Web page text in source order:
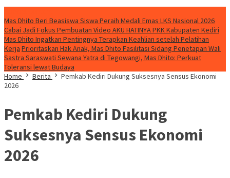
Mas Dhito Beri Beasiswa Siswa Peraih Medali Emas LKS Nasional 2026
Cabai Jadi Fokus Pembuatan Video AKU HATINYA PKK Kabupaten Kediri
Mas Dhito Ingatkan Pentingnya Terapkan Keahlian setelah Pelatihan
Kerja Prioritaskan Hak Anak, Mas Dhito Fasilitasi Sidang Penetapan Wali
Sastra Saraswati Sewana Yatra di Tegowangi, Mas Dhito: Perkuat
Toleransi lewat Budaya
Home
Berita
Pemkab Kediri Dukung Suksesnya Sensus Ekonomi
2026
Pemkab Kediri Dukung
Suksesnya Sensus Ekonomi
2026